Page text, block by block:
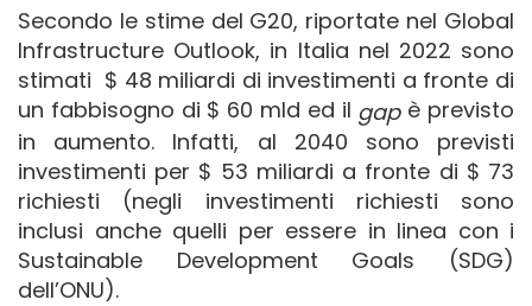
Secondo le stime del G20, riportate nel Global
Infrastructure Outlook, in Italia nel 2022 sono
stimati $ 48 miliardi di investimenti a fronte di
un fabbisogno di $ 60 mld ed il gapè previsto
in aumento. Infatti, al 2040 sono previsti
investimenti per $ 53 miliardi a fronte di $ 73
richiesti (negli investimenti richiesti sono
inclusi anche quelli per essere in linea con i
Sustainable Development Goals (SDG)
dell’ONU).